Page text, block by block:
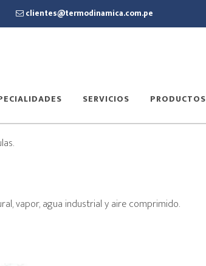
clientes@termodinamica.com.pe
SERVICIOS PRODUCTOS
vapor, agua industrial y aire comprimido.